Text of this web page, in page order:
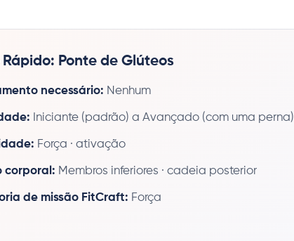
Rápido: Ponte de Glúteos
necessário: Nenhum
Iniciante (padrão) a Avançado (com uma perna)
Força · ativação
corporal: Membros inferiores · cadeia posterior
de missão FitCraft: Força